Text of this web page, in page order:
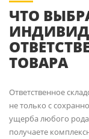
ЧТО
ТОВАРА
Ответственное
не только с
ущерба любого
получаете